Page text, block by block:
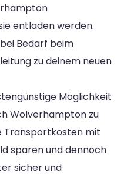
entladen werden.
Bedarf beim
zu deinem neuen
Möglichkeit
Wolverhampton zu
Transportkosten mit
sparen und dennoch
sicher und